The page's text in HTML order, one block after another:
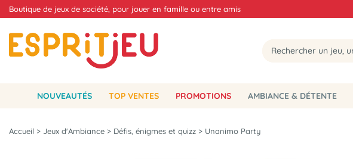
Boutique de jeux de société, pour jouer en famille ou entre amis
NOUVEAUTÉS TOP VENTES PROMOTIONS AMBIANCE & DÉTENTE
Accueil > Jeux d'Ambiance > Défis, énigmes et quizz > Unanimo Party